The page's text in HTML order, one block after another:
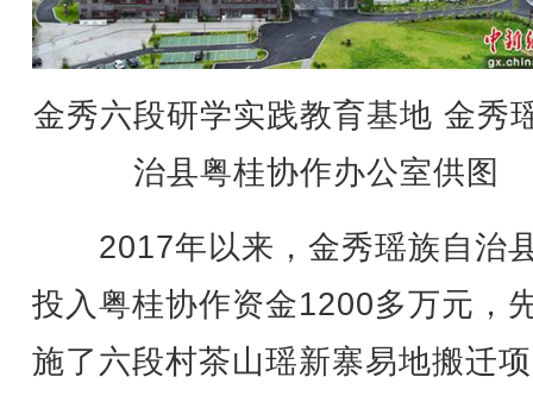
金秀六段研学实践教育基地 金秀
治县粤桂协作办公室供图
2017年以来，金秀瑶族自治
投入粤桂协作资金1200多万元，
施了六段村茶山瑶新寨易地搬迁